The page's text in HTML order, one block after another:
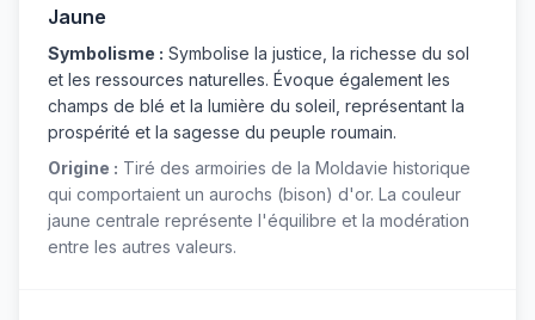
Jaune
Symbolisme : Symbolise la justice, la richesse du sol
et les ressources naturelles. Évoque également les
champs de blé et la lumière du soleil, représentant la
prospérité et la sagesse du peuple roumain.
Origine : Tiré des armoiries de la Moldavie historique
qui comportaient un aurochs (bison) d'or. La couleur
jaune centrale représente l'équilibre et la modération
entre les autres valeurs.